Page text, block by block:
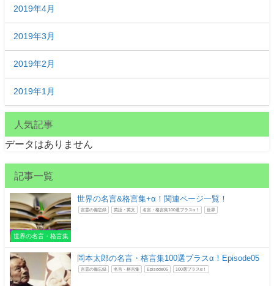
2019年4月
2019年3月
2019年2月
2019年1月
人気記事
データはありません
記事一覧
世界の名言・格言集
世界の名言&格言集+α！関連ページ一覧！
言霊の備忘録 英語・英文 名言・格言集100選プラスα！ 世界
岡本太郎の名言・格言集100選プラスα！Episode05
言霊の備忘録 名言・格言集 Episode05 100選プラスα！